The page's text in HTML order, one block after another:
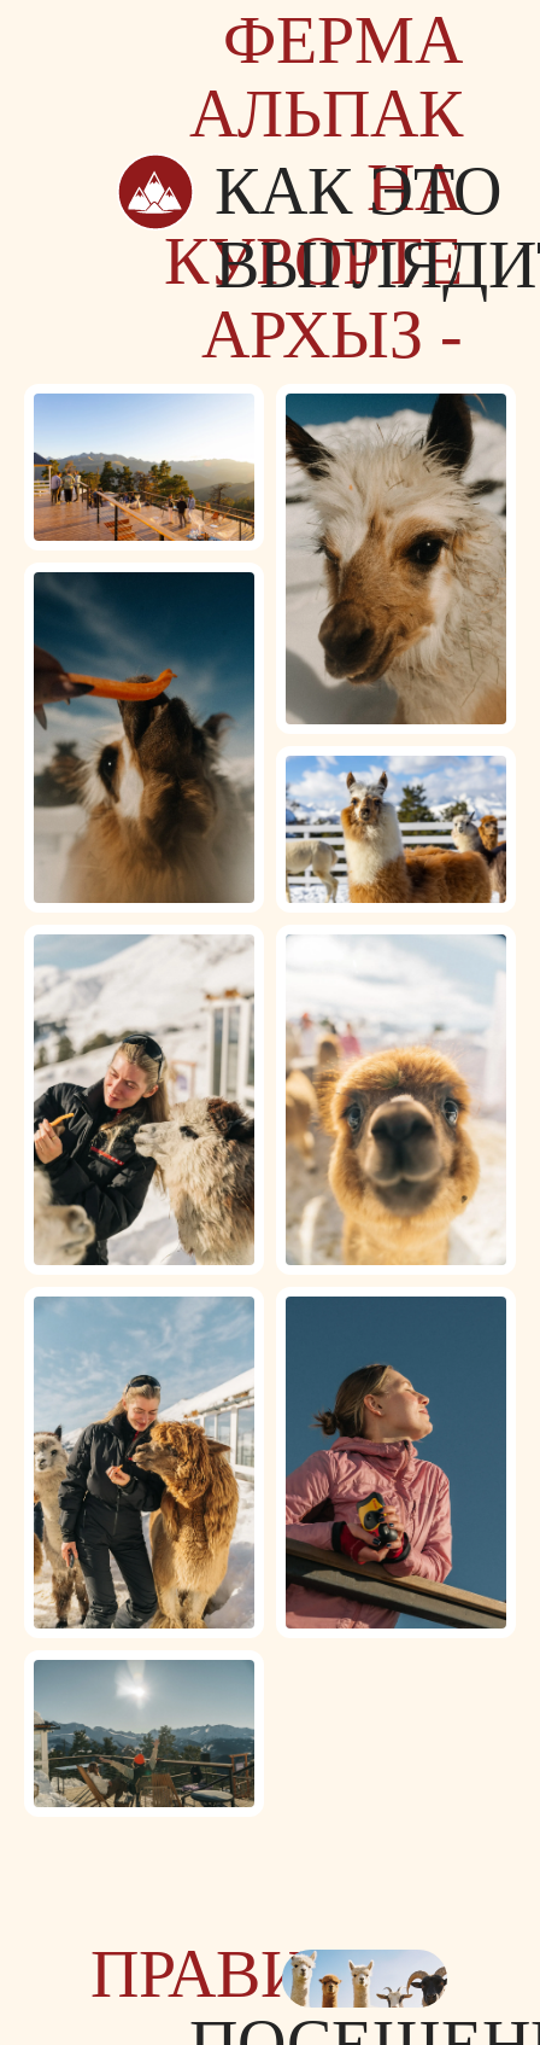
ФЕРМА
АЛЬПАК
НА
КУРОРТЕ
АРХЫЗ -
КАК ЭТО
ПРАВИЛА